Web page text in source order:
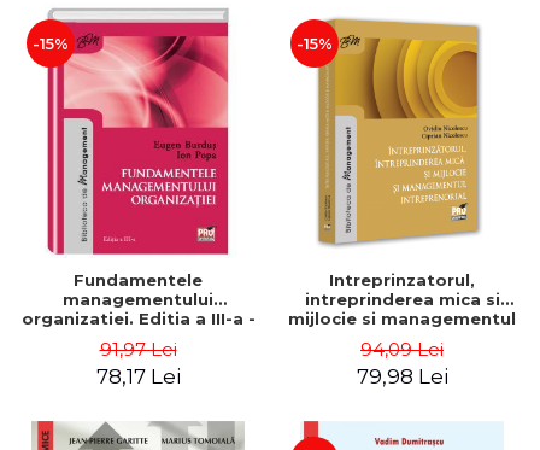
-15%
Fundamentele
managementului
organizatiei. Editia a III-a -
91,97 Lei
78,17 Lei
-15%
Intreprinzatorul,
intreprinderea mica si
mijlocie si managementul
Nicolescu, Ciprian
Nicolescu
94,09 Lei
79,98 Lei